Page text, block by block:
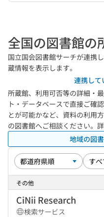
全国の図書館の
国立国会図書館サーチが連携
蔵情報を表示します。
連携して
所蔵館、利用可否等の詳細・
ト・データベースで直接ご確
とが可能かなど、資料の利用
の図書館へご相談ください。
地域の図
その他
CiNii Research
検索サービス